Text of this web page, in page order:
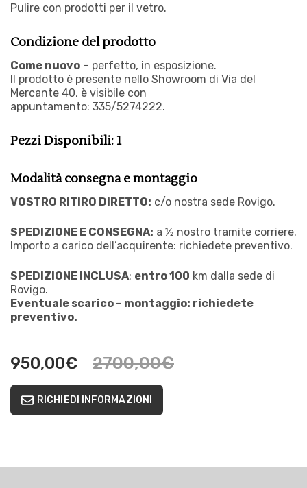
Pulire con prodotti per il vetro.
Condizione del prodotto
Come nuovo – perfetto, in esposizione.
Il prodotto è presente nello Showroom di Via del
Mercante 40, è visibile con
appuntamento: 335/5274222.
Pezzi Disponibili: 1
Modalità consegna e montaggio
VOSTRO RITIRO DIRETTO: c/o nostra sede Rovigo.
SPEDIZIONE E CONSEGNA: a ½ nostro tramite corriere.
Importo a carico dell’acquirente: richiedete preventivo.
SPEDIZIONE INCLUSA: entro 100 km dalla sede di
Rovigo.
Eventuale scarico – montaggio: richiedete
preventivo.
950,00€ 2700,00€
RICHIEDI INFORMAZIONI